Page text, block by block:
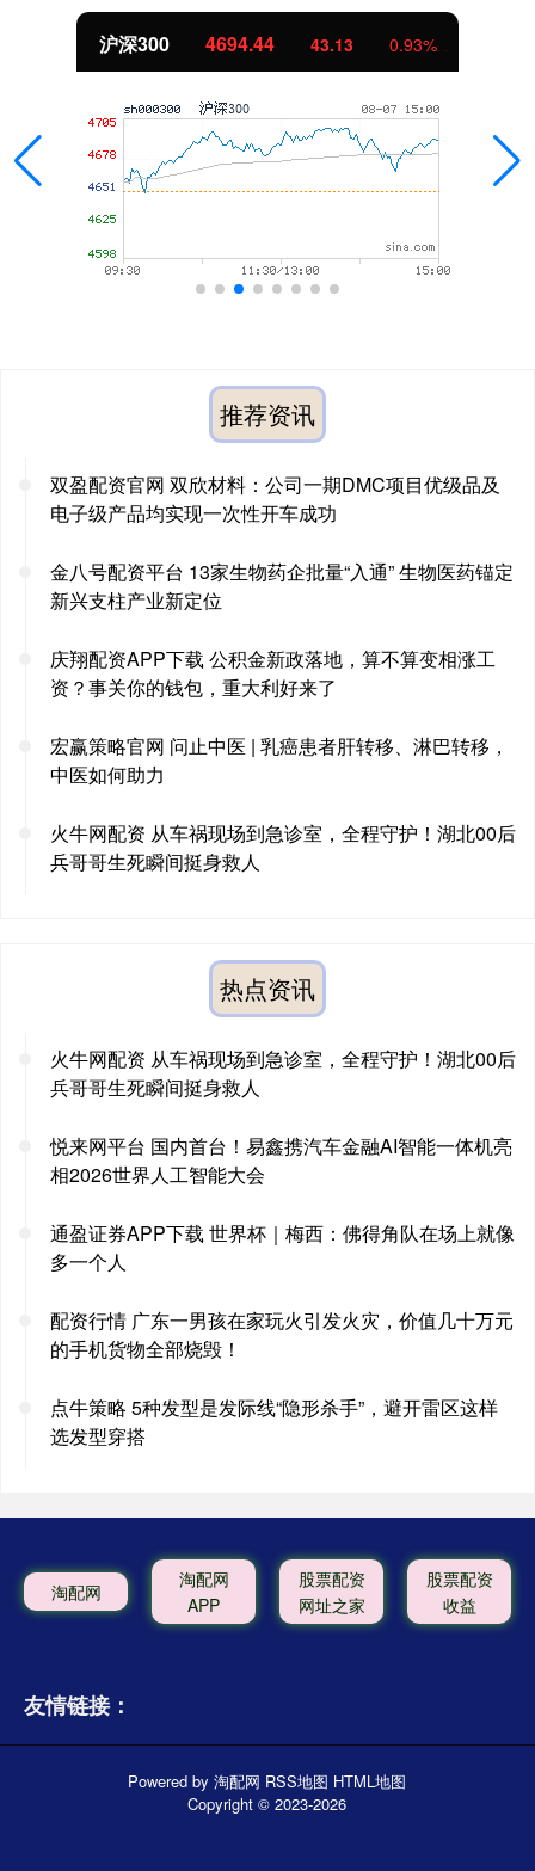
沪深300 4694.44 43.13 0.93%
推荐资讯
双盈配资官网 双欣材料：公司一期DMC项目优级品及
电子级产品均实现一次性开车成功
金八号配资平台 13家生物药企批量“入通” 生物医药锚定
新兴支柱产业新定位
庆翔配资APP下载 公积金新政落地，算不算变相涨工
资？事关你的钱包，重大利好来了
宏赢策略官网 问止中医 | 乳癌患者肝转移、淋巴转移，
中医如何助力
火牛网配资 从车祸现场到急诊室，全程守护！湖北00后
兵哥哥生死瞬间挺身救人
热点资讯
火牛网配资 从车祸现场到急诊室，全程守护！湖北00后
兵哥哥生死瞬间挺身救人
悦来网平台 国内首台！易鑫携汽车金融AI智能一体机亮
相2026世界人工智能大会
通盈证券APP下载 世界杯｜梅西：佛得角队在场上就像
多一个人
配资行情 广东一男孩在家玩火引发火灾，价值几十万元
的手机货物全部烧毁！
点牛策略 5种发型是发际线“隐形杀手”，避开雷区这样
选发型穿搭
淘配网
淘配网
APP
股票配资
网址之家
股票配资
收益
友情链接：
Powered by淘配网 RSS地图 HTML地图
Copyright© 2023-2026